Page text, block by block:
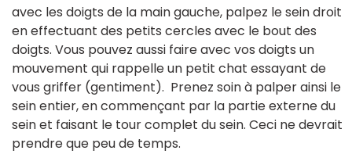
avec les doigts de la main gauche, palpez le sein droit
en effectuant des petits cercles avec le bout des
doigts. Vous pouvez aussi faire avec vos doigts un
mouvement qui rappelle un petit chat essayant de
vous griffer (gentiment). Prenez soin à palper ainsi le
sein entier, en commençant par la partie externe du
sein et faisant le tour complet du sein. Ceci ne devrait
prendre que peu de temps.